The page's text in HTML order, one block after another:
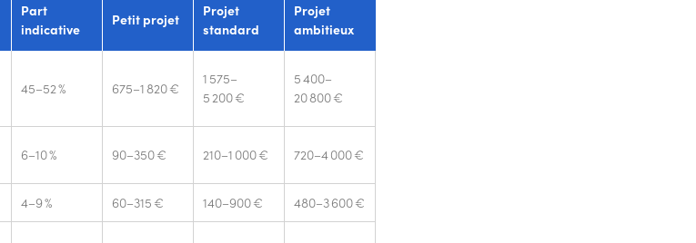
Part
indicative
Petit projet
Projet
standard
Projet
ambitieux
45–52 % 675–1 820 €
1 575–
5 200 €
5 400–
20 800 €
6–10 % 90–350 € 210–1 000 € 720–4 000 €
4–9 % 60–315 € 140–900 € 480–3 600 €